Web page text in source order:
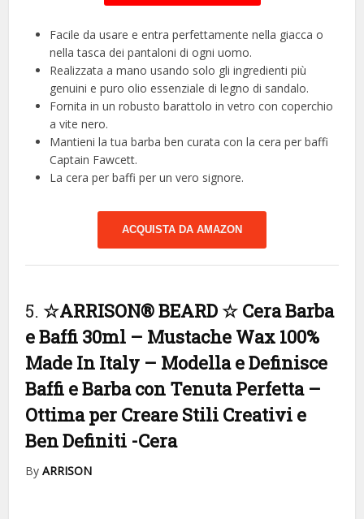
Facile da usare e entra perfettamente nella giacca o
nella tasca dei pantaloni di ogni uomo.
Realizzata a mano usando solo gli ingredienti più
genuini e puro olio essenziale di legno di sandalo.
Fornita in un robusto barattolo in vetro con coperchio
a vite nero.
Mantieni la tua barba ben curata con la cera per baffi
Captain Fawcett.
La cera per baffi per un vero signore.
ACQUISTA DA AMAZON
5.☆ARRISON® BEARD ☆ Cera Barba
e Baffi 30ml – Mustache Wax 100%
Made In Italy – Modella e Definisce
Baffi e Barba con Tenuta Perfetta –
Ottima per Creare Stili Creativi e
Ben Definiti -Cera
ByARRISON